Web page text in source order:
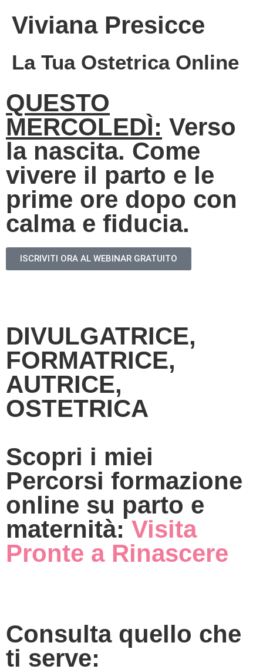
Viviana Presicce
La Tua Ostetrica Online
QUESTO
MERCOLEDÌ: Verso
la nascita. Come
vivere il parto e le
prime ore dopo con
calma e fiducia.
ISCRIVITI ORA AL WEBINAR GRATUITO
DIVULGATRICE,
FORMATRICE,
AUTRICE,
OSTETRICA
Scopri i miei
Percorsi formazione
online su parto e
maternità: Visita
Pronte a Rinascere
Consulta quello che
ti serve: